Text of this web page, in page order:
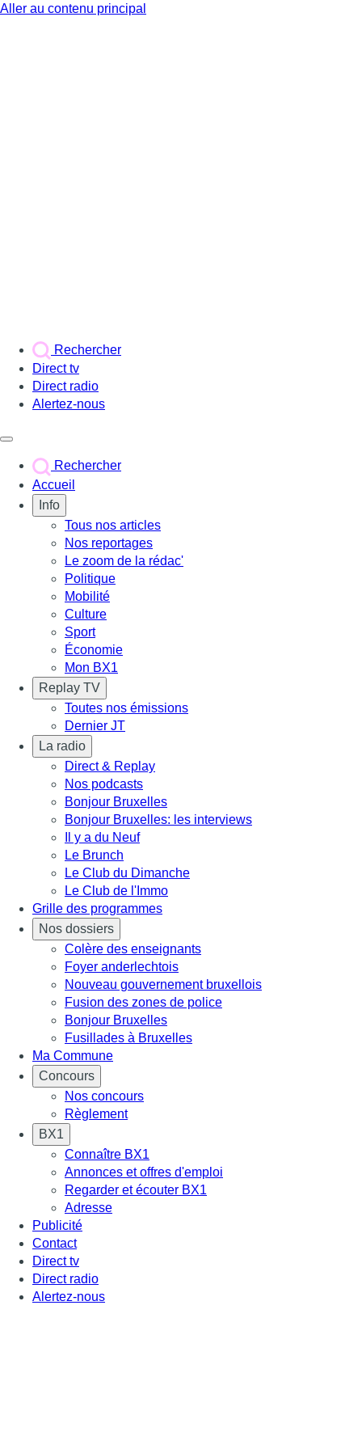
Aller au contenu principal
Rechercher
Direct tv
Direct radio
Alertez-nous
Rechercher
Accueil
Info
Tous nos articles
Nos reportages
Le zoom de la rédac'
Politique
Mobilité
Culture
Sport
Économie
Mon BX1
Replay TV
Toutes nos émissions
Dernier JT
La radio
Direct & Replay
Nos podcasts
Bonjour Bruxelles
Bonjour Bruxelles: les interviews
Il y a du Neuf
Le Brunch
Le Club du Dimanche
Le Club de l'Immo
Grille des programmes
Nos dossiers
Colère des enseignants
Foyer anderlechtois
Nouveau gouvernement bruxellois
Fusion des zones de police
Bonjour Bruxelles
Fusillades à Bruxelles
Ma Commune
Concours
Nos concours
Règlement
BX1
Connaître BX1
Annonces et offres d'emploi
Regarder et écouter BX1
Adresse
Publicité
Contact
Direct tv
Direct radio
Alertez-nous